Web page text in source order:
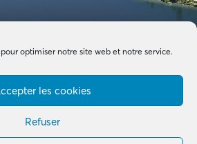
optimiser notre site web et notre service.
les cookies
Refuser